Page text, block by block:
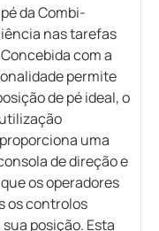
da Combi-
nas tarefas
com a
permite
de pé ideal, o
uma
de direção e
os operadores
os controlos
posição. Esta